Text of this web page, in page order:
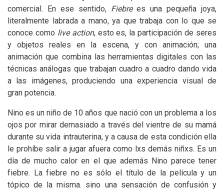
comercial. En ese sentido, Fiebrees una pequeña joya,
literalmente labrada a mano, ya que trabaja con lo que se
conoce como live action, esto es, la participación de seres
y objetos reales en la escena, y con animación; una
animación que combina las herramientas digitales con las
técnicas análogas que trabajan cuadro a cuadro dando vida
a las imágenes, produciendo una experiencia visual de
gran potencia.
Nino es un niño de 10 años que nació con un problema a los
ojos por mirar demasiado a través del vientre de su mamá
durante su vida intrauterina, y a causa de esta condición ella
le prohíbe salir a jugar afuera como lxs demás niñxs. Es un
día de mucho calor en el que además Nino parece tener
fiebre. La fiebre no es sólo el título de la película y un
tópico de la misma. sino una sensación de confusión y